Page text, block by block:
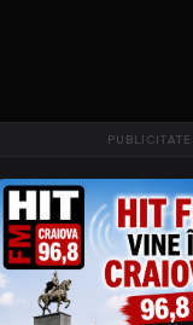
PUBLICITATE